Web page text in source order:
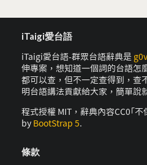
iTaigi愛台語
iTaigi愛台語-群眾台語辭典是
伸專案，想知道一個詞的台語怎
都可以查，但不一定查得到，查
明台語講法貢獻給大家，簡單說
程式授權 MIT，辭典內容CC0｢
by BootStrap 5.
條款